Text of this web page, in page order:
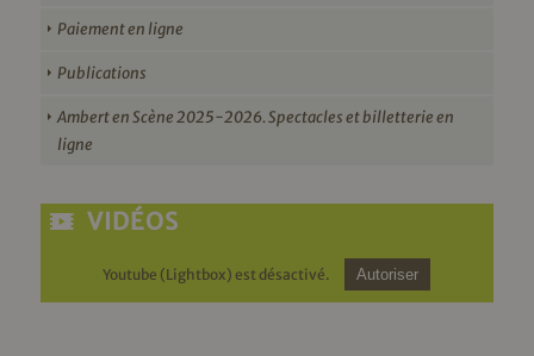
Paiement en ligne
Publications
Ambert en Scène 2025-2026. Spectacles et billetterie en
ligne
VIDÉOS
Youtube (Lightbox) est désactivé. Autoriser